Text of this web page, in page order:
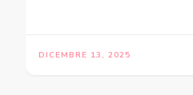
DICEMBRE 13, 2025